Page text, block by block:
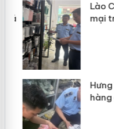
Lào
mại
Hưng
hàng